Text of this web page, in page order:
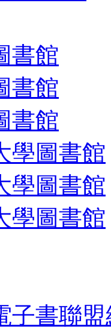
書館
書館
書館
學圖書館
學圖書館
學圖書館
子書聯